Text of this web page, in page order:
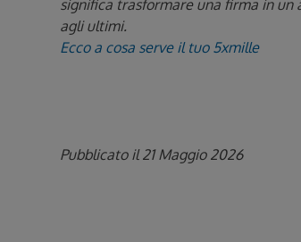
significa trasformare una firma in un
agli ultimi.
Ecco a cosa serve il tuo 5xmille
Pubblicato il 21 Maggio 2026